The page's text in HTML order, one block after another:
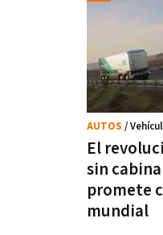
El
sin
promete
mundial
AUTOS /